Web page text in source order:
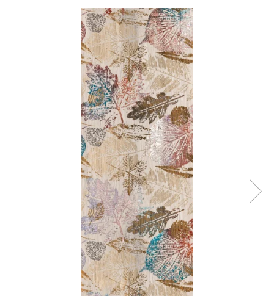
GRESIE XXL - LASTRE
TREPTE DIN GRESIE